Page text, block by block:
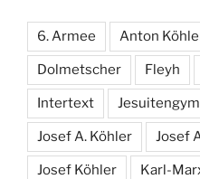
6. Armee Anton
Dolmetscher Fleyh
Intertext
Josef A. Köhler Josef
Josef Köhler Karl-